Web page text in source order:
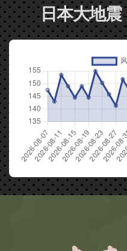
日本大地震